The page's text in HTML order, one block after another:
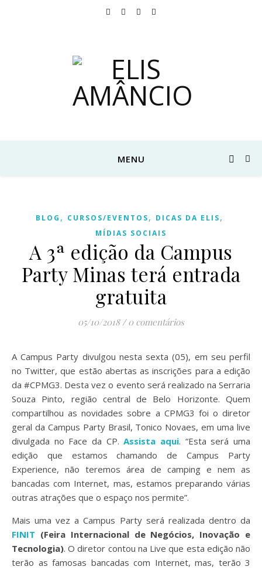
MENU
BLOG , CURSOS/EVENTOS, DICAS DA ELIS,
MÍDIAS SOCIAIS
A 3ª edição da Campus
Party Minas terá entrada
gratuita
05/10/2018 / 0 comentários
A Campus Party divulgou nesta sexta (05), em seu perfil
no Twitter, que estão abertas as inscrições para a edição
da #CPMG3. Desta vez o evento será realizado na Serraria
Souza Pinto, região central de Belo Horizonte. Quem
compartilhou as novidades sobre a CPMG3 foi o diretor
geral da Campus Party Brasil, Tonico Novaes, em uma live
divulgada no Face da CP.Assista aqui. “Esta será uma
edição que estamos chamando de Campus Party
Experience, não teremos área de camping e nem as
bancadas com Internet, mas, estamos preparando várias
outras atrações que o espaço nos permite”.
Mais uma vez a Campus Party será realizada dentro da
FINIT (Feira Internacional de Negócios, Inovação e
Tecnologia). O diretor contou na Live que esta edição não
terão as famosas bancadas com Internet, mas, terão 3